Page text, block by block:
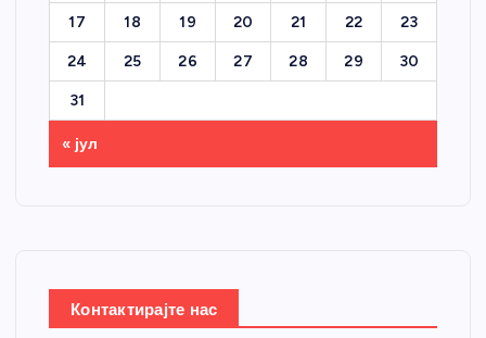
17 18 19 20 21 22 23
24 25 26 27 28 29 30
31
« јул
Контактирајте нас